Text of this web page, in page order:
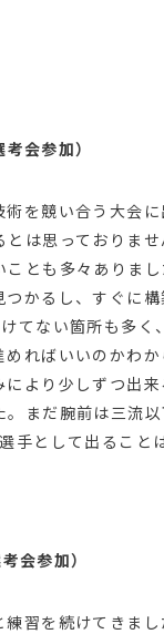
会参加）
を競い合う大会
は思っておりま
とも多々ありまし
かるし、すぐに
てない箇所も多く
ればいいのかわ
より少しずつ出
まだ腕前は三流
手として出ること
会参加）
習を続けてきま